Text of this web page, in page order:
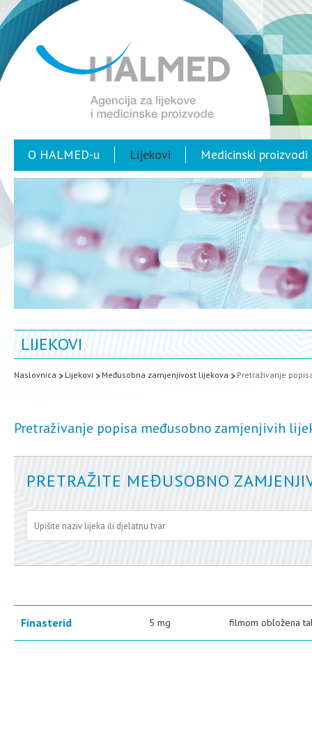
O HALMED-u Lijekovi Medicinski proizvodi
LIJEKOVI
Naslovnica Lijekovi Međusobna zamjenjivost lijekova Pretraživanje
Pretraživanje popisa međusobno zamjenjivih
PRETRAŽITE MEĐUSOBNO
Finasterid 5 mg filmom obložena